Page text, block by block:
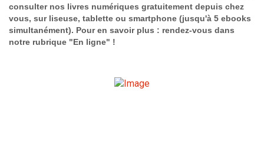
consulter nos livres numériques gratuitement depuis chez
vous, sur liseuse, tablette ou smartphone (jusqu'à 5 ebooks
simultanément). Pour en savoir plus : rendez-vous dans
notre rubrique "En ligne" !